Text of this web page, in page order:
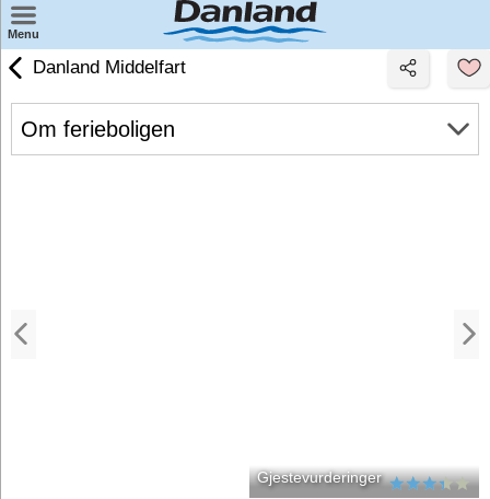
Menu
Finn feriesenter på kartet
Miniferie
Danland Middelfart
Gjestevurderinger
Om ferieboligen